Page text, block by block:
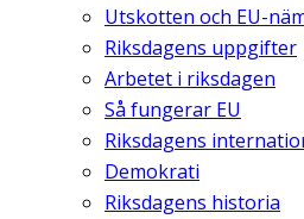
Utskotten och EU-
Riksdagens uppgifter
Arbetet i riksdagen
Så fungerar EU
Riksdagens
Demokrati
Riksdagens historia